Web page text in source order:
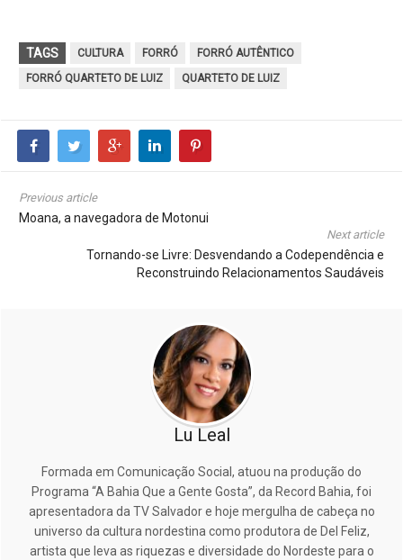
TAGS CULTURA FORRÓ
FORRÓ AUTÊNTICO
FORRÓ QUARTETO DE LUIZ
QUARTETO DE LUIZ
Previous article
Moana, a navegadora de Motonui
Next article
Tornando-se Livre: Desvendando a Codependência e
Reconstruindo Relacionamentos Saudáveis
Lu Leal
Formada em Comunicação Social, atuou na produção do
Programa “A Bahia Que a Gente Gosta”, da Record Bahia, foi
apresentadora da TV Salvador e hoje mergulha de cabeça no
universo da cultura nordestina como produtora de Del Feliz,
artista que leva as riquezas e diversidade do Nordeste para o